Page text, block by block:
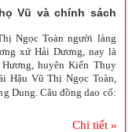
Vũ và chính sách
Ngọc Toàn người làng
xứ Hải Dương, nay là
huyên Kiến Thụy
Hậu Vũ Thị Ngọc Toàn,
Dung. Câu đồng dao cổ:
Chi tiết »